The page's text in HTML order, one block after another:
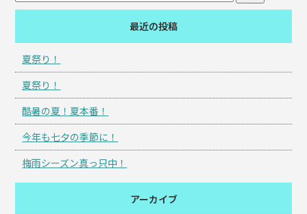
最近の投稿
夏祭り！
夏祭り！
酷暑の夏！夏本番！
今年も七夕の季節に！
梅雨シーズン真っ只中！
アーカイブ